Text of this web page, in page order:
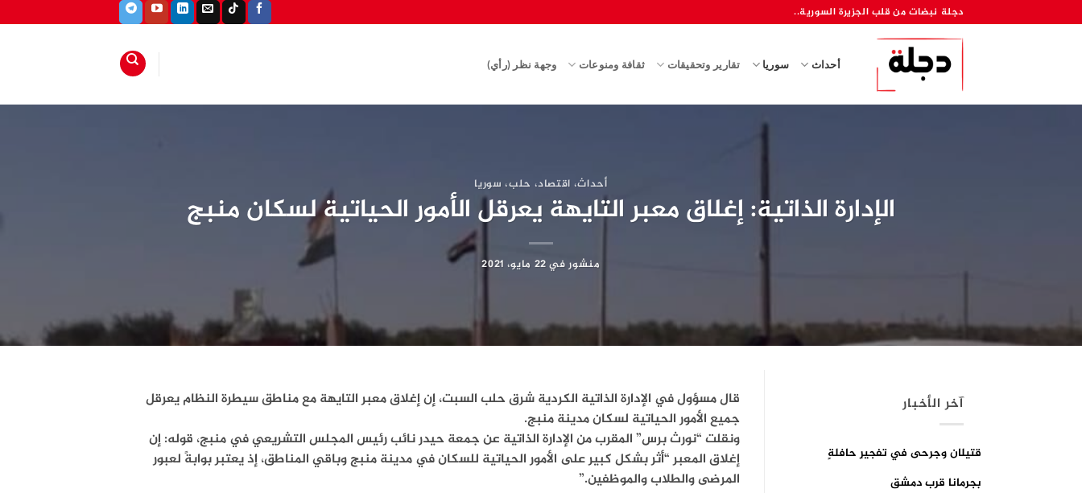
للمحتوى
دجلة نبضات من قلب الجزيرة السورية..
أحداث سوريا تقارير وتحقيقات ثقافة ومنوعات وجهة نظر (رأي)
أحداث، اقتصاد، حلب، سوريا
الإدارة الذاتية: إغلاق معبر التايهة يعرقل الأمور الحياتية لسكان منبج
منشور في22 مايو، 2021
آخر الأخبار
قتيلان وجرحى في تفجيرِ حافلةٍ
بجرمانا قرب دمشق
قال مسؤول في الإدارة الذاتية الكردية شرق حلب السبت، إن إغلاق معبر التايهة مع مناطق سيطرة النظام يعرقل
جميع الأمور الحياتية لسكان مدينة منبج.
ونقلت “نورث برس” المقرب من الإدارة الذاتية عن جمعة حيدر نائب رئيس المجلس التشريعي في منبج، قوله: إن
إغلاق المعبر “أثر بشكل كبير على الأمور الحياتية للسكان في مدينة منبج وباقي المناطق، إذ يعتبر بوابةً لعبور
المرضى والطلاب والموظفين.”